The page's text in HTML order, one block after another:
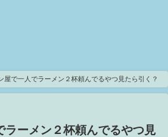
屋で一人でラーメン２杯頼んでるやつ見たら引く？
ラーメン２杯頼んでるやつ見